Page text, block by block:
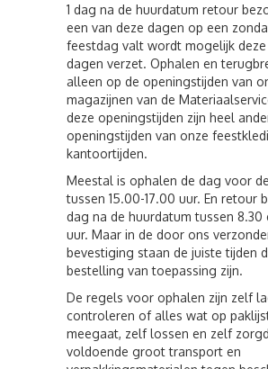
1 dag na de huurdatum retour
een van deze dagen op een
feestdag valt wordt mogelijk
dagen verzet. Ophalen en
alleen op de openingstijden van
magazijnen van de
deze openingstijden zijn heel
openingstijden van onze
kantoortijden.
Meestal is ophalen de dag voor
tussen 15.00-17.00 uur. En retour
dag na de huurdatum tussen 8.30
uur. Maar in de door ons
bevestiging staan de juiste tijden
bestelling van toepassing zijn.
De regels voor ophalen zijn zelf
controleren of alles wat op
meegaat, zelf lossen en zelf
voldoende groot transport en